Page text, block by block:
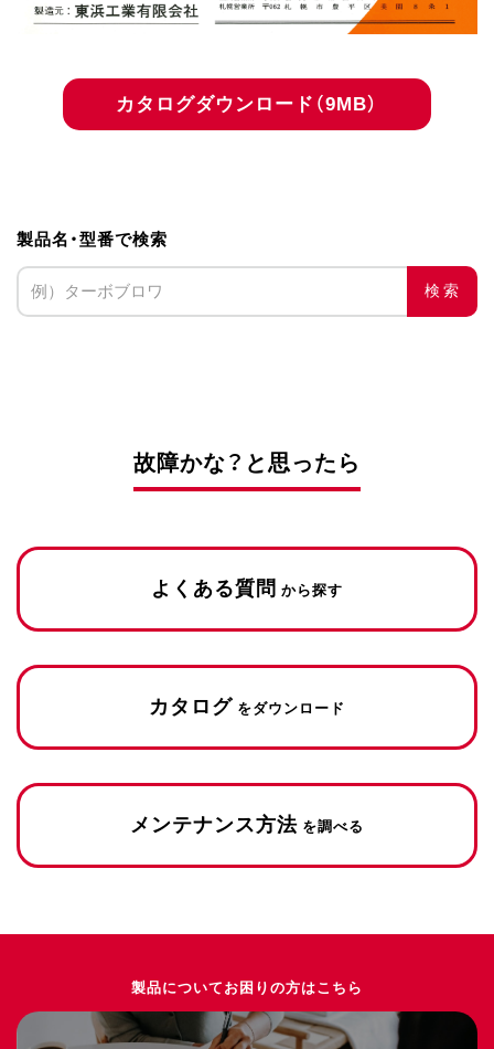
カタログダウンロード（9MB）
製品名・型番で検索
検索
故障かな？と思ったら
よくある質問 から探す
カタログ をダウンロード
メンテナンス方法 を調べる
製品についてお困りの方はこちら